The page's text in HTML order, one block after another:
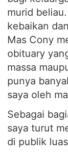
murid
kebaikan
Mas Cony
obituary
massa
punya
saya oleh
Sebagai
saya turut
di publik